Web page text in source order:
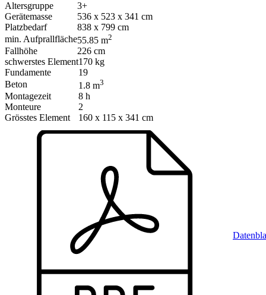
Altersgruppe
3+
Gerätemasse
536 x 523 x 341 cm
Platzbedarf
838 x 799 cm
min. Aufprallfläche55.85 m2
Fallhöhe
226 cm
schwerstes Element170 kg
Fundamente
19
Beton
1.8 m3
Montagezeit
8 h
Monteure
2
Grösstes Element
160 x 115 x 341 cm